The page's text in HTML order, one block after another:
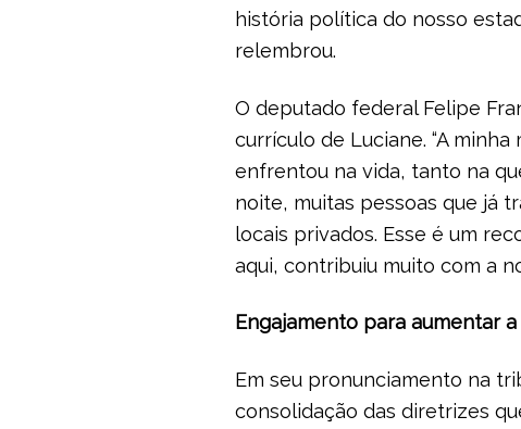
história política do nosso
relembrou.
O deputado federal Felipe
currículo de Luciane. “A
enfrentou na vida, tanto na
noite, muitas pessoas que já
locais privados. Esse é um
aqui, contribuiu muito com a
Engajamento para aumentar
Em seu pronunciamento na
consolidação das diretrizes